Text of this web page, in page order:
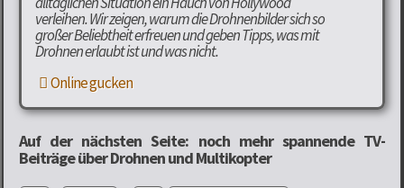
verleihen. Wir zeigen, warum die Drohnenbilder sich so
großer Beliebtheit erfreuen und geben Tipps, was mit
Drohnen erlaubt ist und was nicht.
Online gucken
Auf der nächsten Seite: noch mehr spannende TV-
Beiträge über Drohnen und Multikopter